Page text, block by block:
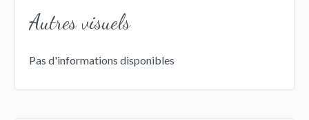
Autres visuels
Pas d'informations disponibles